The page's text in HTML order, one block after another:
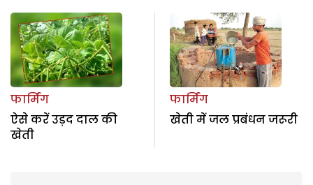
फार्मिंग
ऐसे करें उड़द दाल की
खेती
फार्मिंग
खेती में जल प्रबंधन जरूरी